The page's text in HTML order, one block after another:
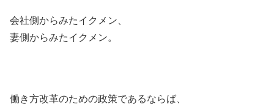
会社側からみたイクメン、
妻側からみたイクメン。
働き方改革のための政策であるならば、